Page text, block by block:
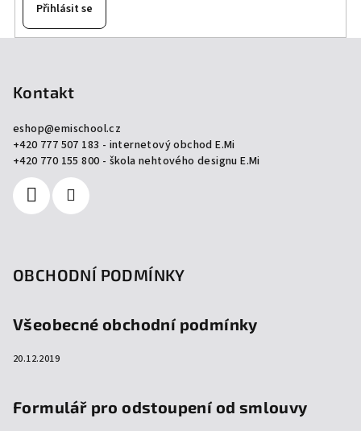
Přihlásit se
Kontakt
eshop@emischool.cz
+420 777 507 183 - internetový obchod E.Mi
+420 770 155 800 - škola nehtového designu E.Mi
OBCHODNÍ PODMÍNKY
Všeobecné obchodní podmínky
20.12.2019
Formulář pro odstoupení od smlouvy